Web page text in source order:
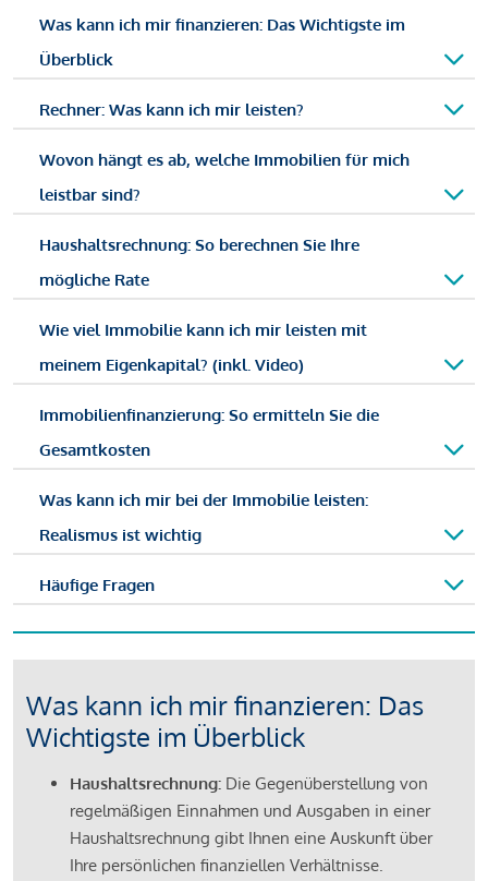
Was kann ich mir finanzieren: Das Wichtigste im
Überblick
Rechner: Was kann ich mir leisten?
Wovon hängt es ab, welche Immobilien für mich
leistbar sind?
Haushaltsrechnung: So berechnen Sie Ihre
mögliche Rate
Wie viel Immobilie kann ich mir leisten mit
meinem Eigenkapital? (inkl. Video)
Immobilienfinanzierung: So ermitteln Sie die
Gesamtkosten
Was kann ich mir bei der Immobilie leisten:
Realismus ist wichtig
Häufige Fragen
Was kann ich mir finanzieren: Das
Wichtigste im Überblick
Haushaltsrechnung: Die Gegenüberstellung von
regelmäßigen Einnahmen und Ausgaben in einer
Haushaltsrechnung gibt Ihnen eine Auskunft über
Ihre persönlichen finanziellen Verhältnisse.